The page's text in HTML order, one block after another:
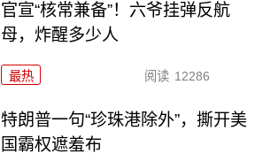
官宣“核常兼备”！六爷挂弹反航
母，炸醒多少人
最热 阅读 12286
特朗普一句“珍珠港除外”，撕开美
国霸权遮羞布